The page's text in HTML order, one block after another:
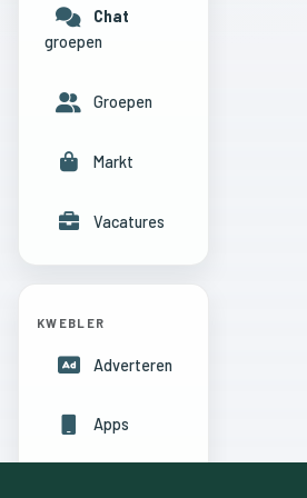
Chat
groepen
Groepen
Markt
Vacatures
KWEBLER
Adverteren
Apps